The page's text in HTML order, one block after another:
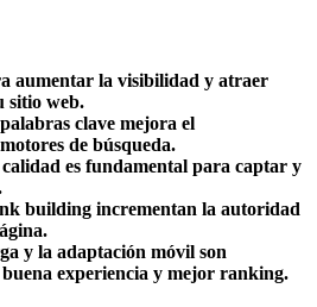
aumentar la visibilidad y atraer
sitio web.
clave mejora el
de búsqueda.
es fundamental para captar y
building incrementan la autoridad
y la adaptación móvil son
buena experiencia y mejor ranking.